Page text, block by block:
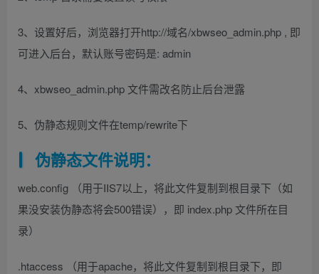
3、设置好后，浏览器打开http://域名/xbwseo_admin.php , 即
可进入后台，默认账号密码是: admin
4、xbwseo_admin.php 文件需改名防止后台泄露
5、伪静态规则文件在temp/rewrite下
伪静态文件说明：
web.config （用于IIS7以上，将此文件复制到根目录下（如
果没安装伪静态将会500错误），即 index.php 文件所在目
录）
.htaccess （用于apache，将此文件复制到根目录下，即